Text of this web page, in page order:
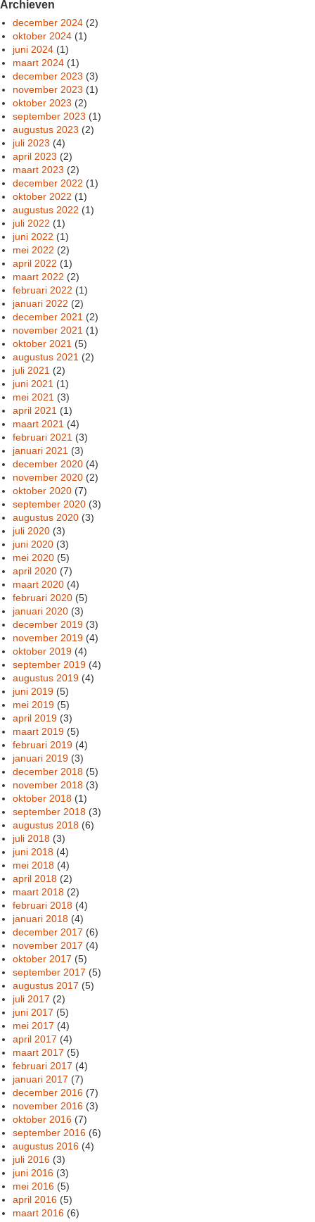
Archieven
december 2024 (2)
oktober 2024 (1)
juni 2024 (1)
maart 2024 (1)
december 2023 (3)
november 2023 (1)
oktober 2023 (2)
september 2023 (1)
augustus 2023 (2)
juli 2023 (4)
april 2023 (2)
maart 2023 (2)
december 2022 (1)
oktober 2022 (1)
augustus 2022 (1)
juli 2022 (1)
juni 2022 (1)
mei 2022 (2)
april 2022 (1)
maart 2022 (2)
februari 2022 (1)
januari 2022 (2)
december 2021 (2)
november 2021 (1)
oktober 2021 (5)
augustus 2021 (2)
juli 2021 (2)
juni 2021 (1)
mei 2021 (3)
april 2021 (1)
maart 2021 (4)
februari 2021 (3)
januari 2021 (3)
december 2020 (4)
november 2020 (2)
oktober 2020 (7)
september 2020 (3)
augustus 2020 (3)
juli 2020 (3)
juni 2020 (3)
mei 2020 (5)
april 2020 (7)
maart 2020 (4)
februari 2020 (5)
januari 2020 (3)
december 2019 (3)
november 2019 (4)
oktober 2019 (4)
september 2019 (4)
augustus 2019 (4)
juni 2019 (5)
mei 2019 (5)
april 2019 (3)
maart 2019 (5)
februari 2019 (4)
januari 2019 (3)
december 2018 (5)
november 2018 (3)
oktober 2018 (1)
september 2018 (3)
augustus 2018 (6)
juli 2018 (3)
juni 2018 (4)
mei 2018 (4)
april 2018 (2)
maart 2018 (2)
februari 2018 (4)
januari 2018 (4)
december 2017 (6)
november 2017 (4)
oktober 2017 (5)
september 2017 (5)
augustus 2017 (5)
juli 2017 (2)
juni 2017 (5)
mei 2017 (4)
april 2017 (4)
maart 2017 (5)
februari 2017 (4)
januari 2017 (7)
december 2016 (7)
november 2016 (3)
oktober 2016 (7)
september 2016 (6)
augustus 2016 (4)
juli 2016 (3)
juni 2016 (3)
mei 2016 (5)
april 2016 (5)
maart 2016 (6)